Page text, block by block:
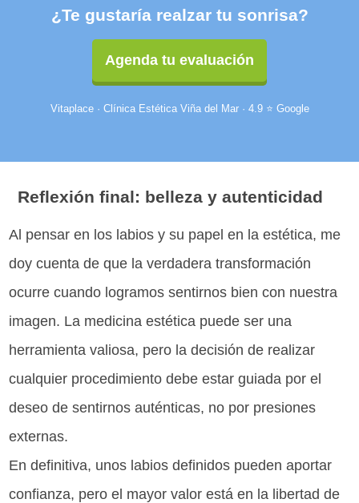
¿Te gustaría realzar tu sonrisa?
Agenda tu evaluación
Vitaplace · Clínica Estética Viña del Mar · 4.9 ⭐ Google
Reflexión final: belleza y autenticidad
Al pensar en los labios y su papel en la estética, me
doy cuenta de que la verdadera transformación
ocurre cuando logramos sentirnos bien con nuestra
imagen. La medicina estética puede ser una
herramienta valiosa, pero la decisión de realizar
cualquier procedimiento debe estar guiada por el
deseo de sentirnos auténticas, no por presiones
externas.
En definitiva, unos labios definidos pueden aportar
confianza, pero el mayor valor está en la libertad de